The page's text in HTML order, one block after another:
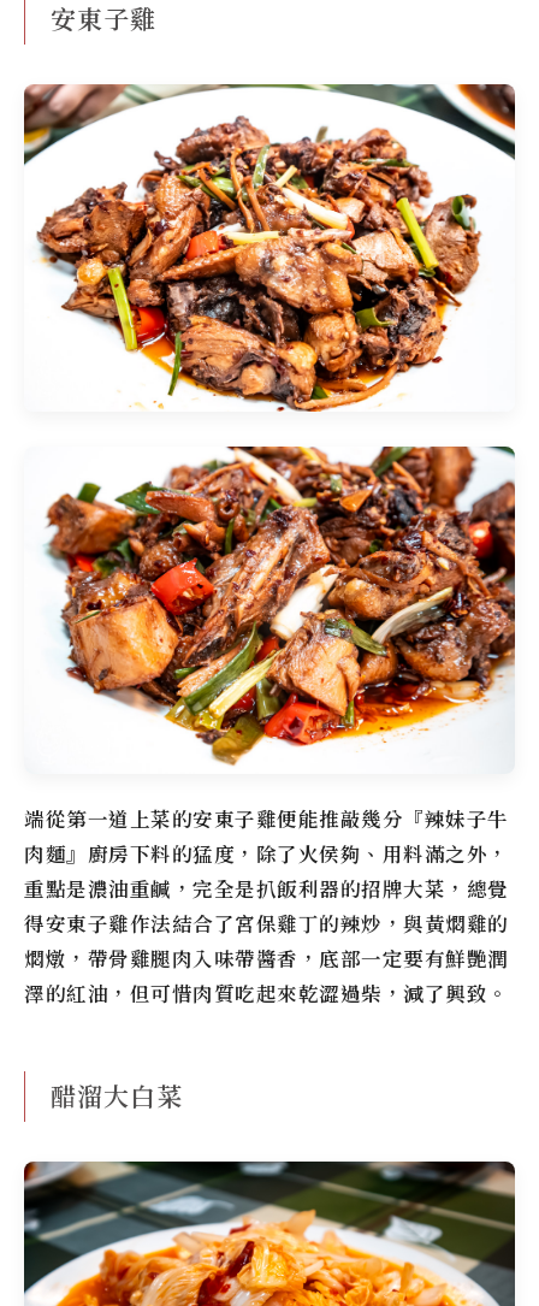
安東子雞
端從第一道上菜的安東子雞便能推敲幾分『辣妹子牛
肉麵』廚房下料的猛度，除了火侯夠、用料滿之外，
重點是濃油重鹹，完全是扒飯利器的招牌大菜，總覺
得安東子雞作法結合了宮保雞丁的辣炒，與黃燜雞的
燜燉，帶骨雞腿肉入味帶醬香，底部一定要有鮮艷潤
澤的紅油，但可惜肉質吃起來乾澀過柴，減了興致。
醋溜大白菜